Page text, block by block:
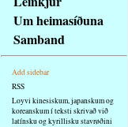
základní
Hlavní
strana
Um heimasíðuna
Samband
Add sidebar
RSS
Loyvi kinesiskum, japanskum og
koreanskum í teksti skrivað við
latínsku og kyrillisku stavrøðini